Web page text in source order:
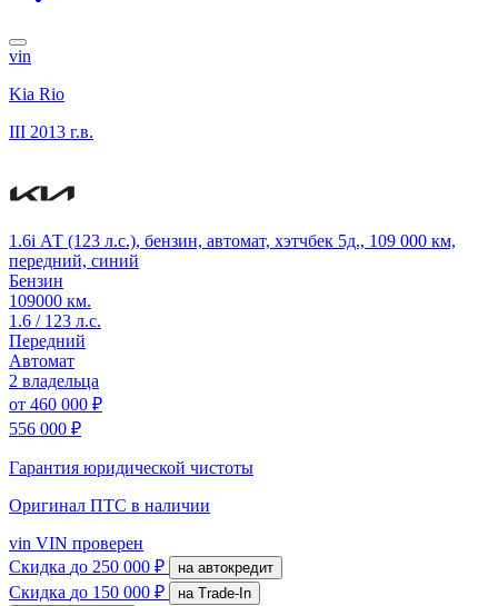
vin
Kia Rio
III 2013 г.в.
1.6i АТ (123 л.с.), бензин, автомат, хэтчбек 5д., 109 000 км,
передний, синий
Бензин
109000 км.
1.6 / 123 л.с.
Передний
Автомат
2 владельца
от 460 000 ₽
556 000 ₽
Гарантия юридической чистоты
Оригинал ПТС в наличии
vin VIN проверен
Скидка до 250 000 ₽ на автокредит
Скидка до 150 000 ₽
на Trade-In